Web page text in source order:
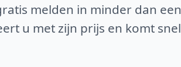
melden in minder dan een
u met zijn prijs en komt snel